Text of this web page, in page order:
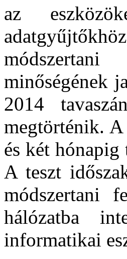
az
minőségének
2014
megtörténik.
és két
A teszt
módszertani
hálózatba
informatikai